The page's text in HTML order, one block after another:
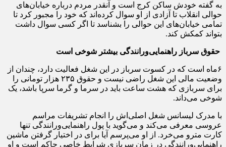
به گفته خودش ساکن کرج است و آنقدر مردم درباره خیابان‌های
حوالی انقلاب تا آزادی از او سوال کرده‌اند که خود را مجبور کرد تا
تمامی خیابان‌های این حوالی را بشناسد تا اگر کسی سوال داشت
بتواند کمکش کند.
حقوق سرباز راهنمایی‌ورانندگی بیشتر شوخی است
۶ماه است که در کسوت سرباز در این شغل فعالیت دارد، چندان از
وضعیت مالی این شغل راضی نیست و حقوق ۲۳۵ هزار تومانی را
برای سربازی که هشت ساعت باید در سرما و گرما سرپا باشد، یک
شوخی می‌داند.
با مدرک لیسانس شغل اصلی‌اش را انجام تشریفات مراسم
عروسی معرفی می‌کند و می‌گوید با پول راهنمایی‌ورانندگی تنها
کارت مترو می‌خرد. از او می‌پرسم آیا برای در اختیار گرفتن ماشین
راهنمایی‌ورانندگی در زمان سربازی شرایط خاصی حاکم است و او